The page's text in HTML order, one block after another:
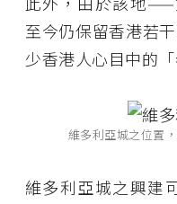
至今仍保留香港若
少香港人心目中的
維多利亞城之位置
維多利亞城之興建